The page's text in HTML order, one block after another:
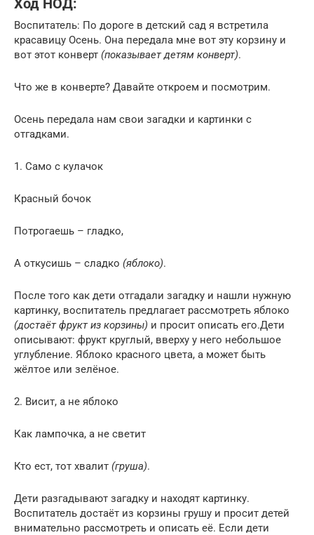
Ход НОД:
Воспитатель: По дороге в детский сад я встретила
красавицу Осень. Она передала мне вот эту корзину и
вот этот конверт (показывает детям конверт).
Что же в конверте? Давайте откроем и посмотрим.
Осень передала нам свои загадки и картинки с
отгадками.
1. Само с кулачок
Красный бочок
Потрогаешь – гладко,
А откусишь – сладко (яблоко).
После того как дети отгадали загадку и нашли нужную
картинку, воспитатель предлагает рассмотреть яблоко
(достаёт фрукт из корзины) и просит описать его.Дети
описывают: фрукт круглый, вверху у него небольшое
углубление. Яблоко красного цвета, а может быть
жёлтое или зелёное.
2. Висит, а не яблоко
Как лампочка, а не светит
Кто ест, тот хвалит (груша).
Дети разгадывают загадку и находят картинку.
Воспитатель достаёт из корзины грушу и просит детей
внимательно рассмотреть и описать её. Если дети